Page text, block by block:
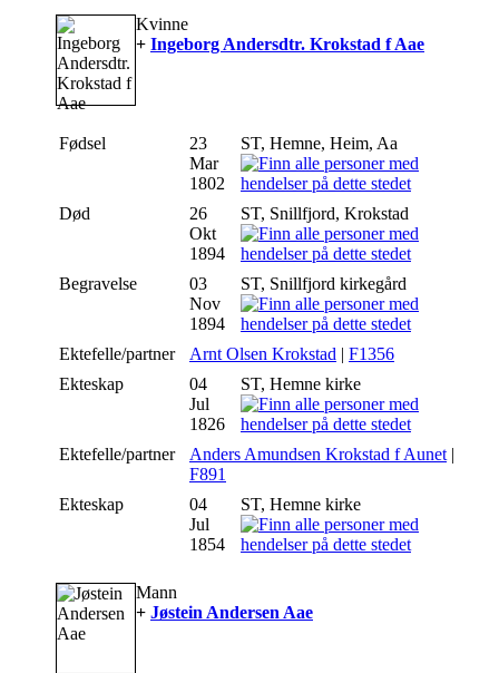
Kvinne
+ Ingeborg Andersdtr. Krokstad f Aae
Fødsel
23
Mar
1802
ST, Hemne, Heim, Aa
Død
26
Okt
1894
ST, Snillfjord, Krokstad
Begravelse
03
Nov
1894
ST, Snillfjord kirkegård
Ektefelle/partner Arnt Olsen Krokstad | F1356
Ekteskap
04
Jul
1826
ST, Hemne kirke
Ektefelle/partner Anders Amundsen Krokstad f Aunet|
F891
Ekteskap
04
Jul
1854
ST, Hemne kirke
Mann
+ Jøstein Andersen Aae